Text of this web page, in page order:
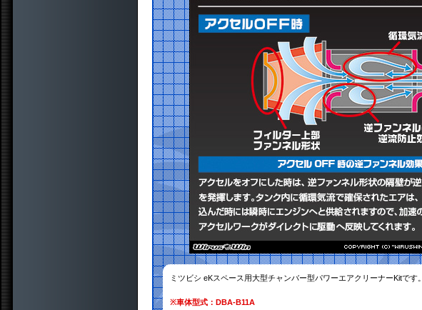
ミツビシ eKスペース用大型チャンバー型パワーエアクリーナーKitです。
※車体型式：DBA-B11A